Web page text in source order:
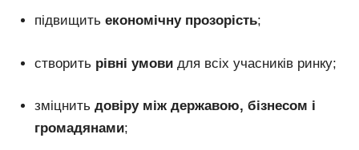
підвищитьекономічну прозорість;
створить рівні умови для всіх учасників ринку;
зміцнитьдовіру між державою, бізнесом і
громадянами;